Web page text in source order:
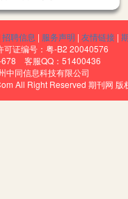
重要环节，但道德教育
是校园文化的熏陶，是家
。论文中的德育指的是狭
招聘信息 | 服务声明 | 友情链接 |
可证编号：粤-B2 20040576
678 客服QQ：51400436
中同信息科技有限公司
All Right Reserved 期刊网 版